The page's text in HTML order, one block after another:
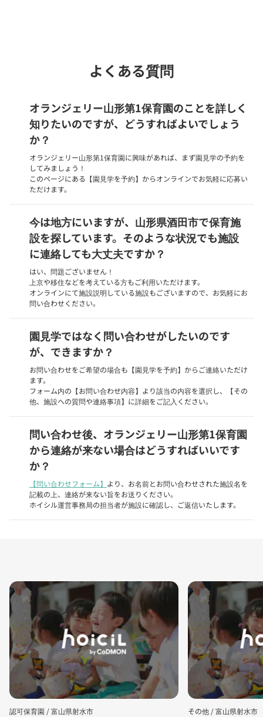
よくある質問
オランジェリー山形第1保育園のことを詳しく
知りたいのですが、どうすればよいでしょう
か？
オランジェリー山形第1保育園に興味があれば、まず園見学の予約を
してみましょう！
このページにある【園見学を予約】からオンラインでお気軽に応募い
ただけます。
今は地方にいますが、山形県酒田市で保育施
設を探しています。そのような状況でも施設
に連絡しても大丈夫ですか？
はい、問題ございません！
上京や移住などを考えている方もご利用いただけます。
オンラインにて施設説明している施設もございますので、お気軽にお
問い合わせください。
園見学ではなく問い合わせがしたいのです
が、できますか？
お問い合わせをご希望の場合も【園見学を予約】からご連絡いただけ
ます。
フォーム内の【お問い合わせ内容】より該当の内容を選択し、【その
他、施設への質問や連絡事項】に詳細をご記入ください。
問い合わせ後、オランジェリー山形第1保育園
から連絡が来ない場合はどうすればいいです
か？
【問い合わせフォーム】 より、お名前とお問い合わせされた施設名を
記載の上、連絡が来ない旨をお送りください。
ホイシル運営事務局の担当者が施設に確認し、ご返信いたします。
認可保育園 /富山県射水市 その他 /富山県射水市